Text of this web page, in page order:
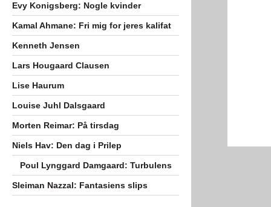
Evy Konigsberg: Nogle kvinder
Kamal Ahmane: Fri mig for jeres kalifat
Kenneth Jensen
Lars Hougaard Clausen
Lise Haurum
Louise Juhl Dalsgaard
Morten Reimar: På tirsdag
Niels Hav: Den dag i Prilep
Poul Lynggard Damgaard: Turbulens
Sleiman Nazzal: Fantasiens slips